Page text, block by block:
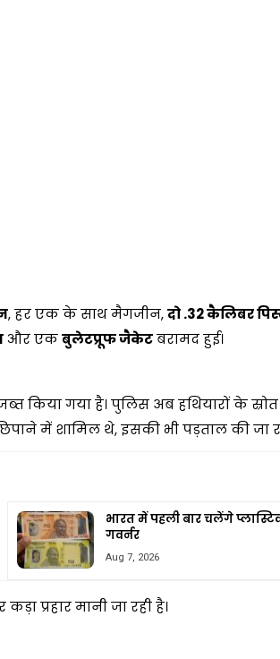
, हर एक के साथ मैगजीन,दो .32 कैलिबर
और एकबुलेटप्रूफ जैकेटबरामद हुई।
किया गया है। पुलिस अब हथियारों के
में शामिल थे, इसकी भी पड़ताल की जा
भारत में पहली बार चलेंगे
गवर्नर
Aug 7, 2026
प्रहार मानी जा रही है।